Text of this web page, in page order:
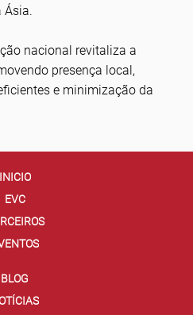
Ásia.
nacional revitaliza a
presença local,
e minimização da
INICIO
EVC
BLOG